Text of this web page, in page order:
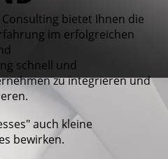
bietet Ihnen die
im erfolgreichen
schnell und
zu integrieren und
auch kleine
bewirken.